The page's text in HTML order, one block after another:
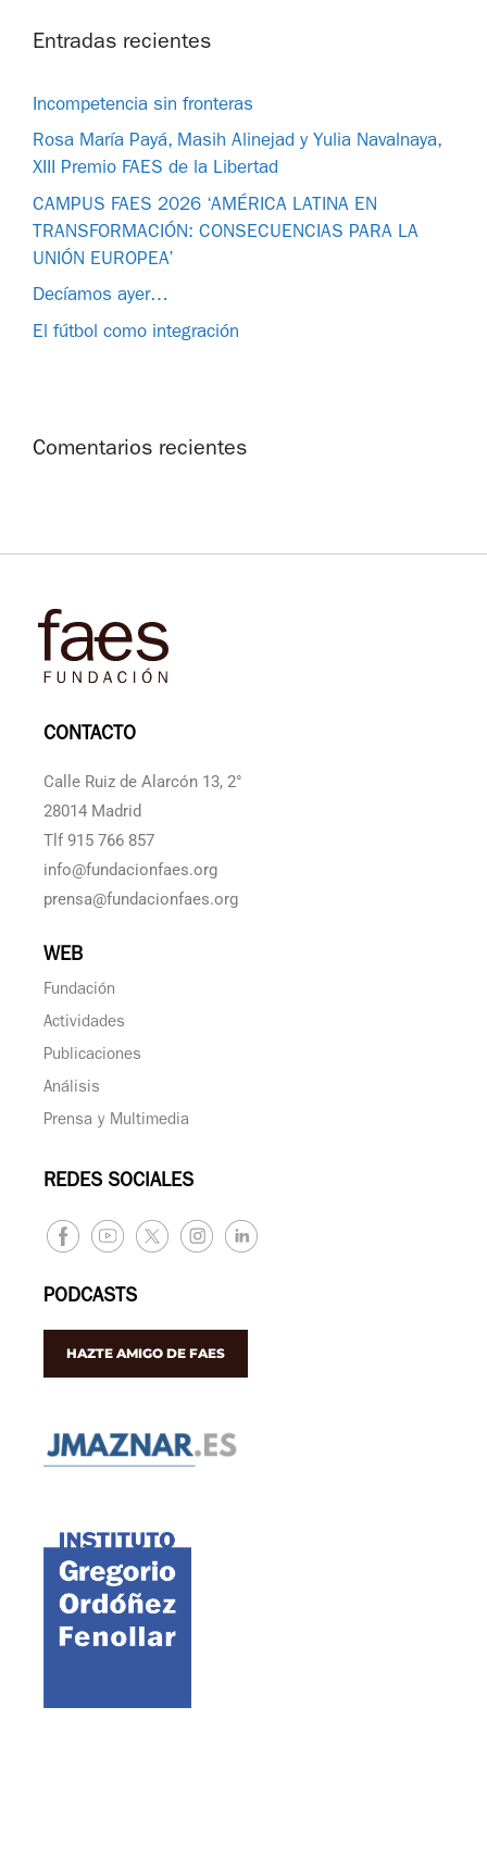
Entradas recientes
Incompetencia sin fronteras
Rosa María Payá, Masih Alinejad y Yulia Navalnaya,
XIII Premio FAES de la Libertad
CAMPUS FAES 2026 ‘AMÉRICA LATINA EN
TRANSFORMACIÓN: CONSECUENCIAS PARA LA
UNIÓN EUROPEA’
Decíamos ayer…
El fútbol como integración
Comentarios recientes
CONTACTO
Calle Ruiz de Alarcón 13, 2°
28014 Madrid
Tlf 915 766 857
info@fundacionfaes.org
prensa@fundacionfaes.org
WEB
Fundación
Actividades
Publicaciones
Análisis
Prensa y Multimedia
REDES SOCIALES
PODCASTS
HAZTE AMIGO DE FAES